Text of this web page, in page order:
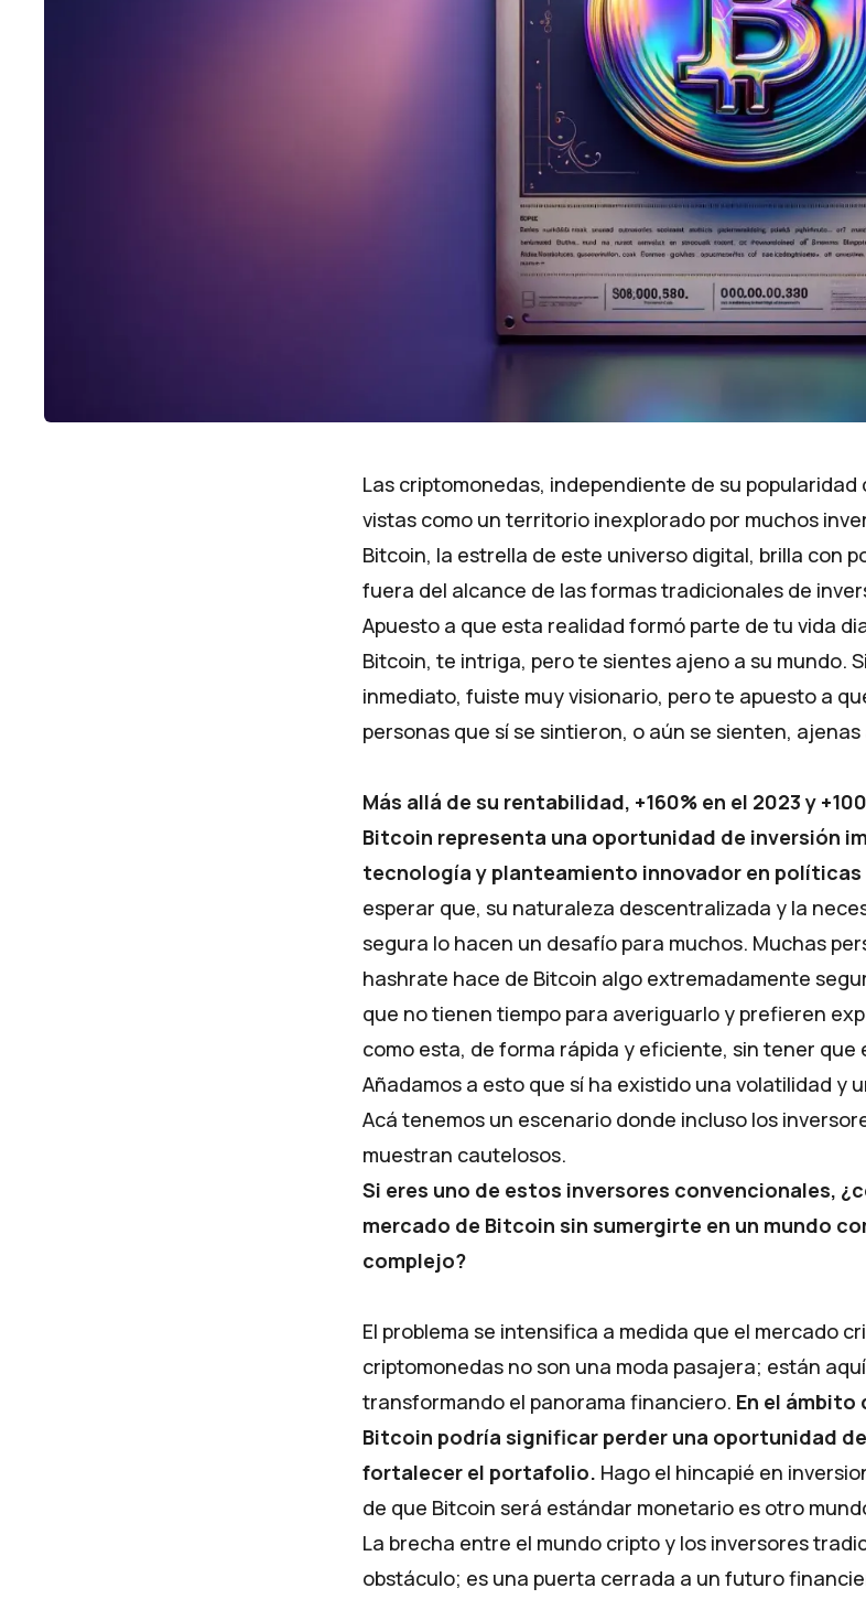
Las criptomonedas, independiente de su
vistas como un territorio inexplorado por muchos
Bitcoin, la estrella de este universo digital, brilla con
fuera del alcance de las formas tradicionales de
Apuesto a que esta realidad formó parte de tu vida
Bitcoin, te intriga, pero te sientes ajeno a su mundo.
inmediato, fuiste muy visionario, pero te apuesto a
personas que sí se sintieron, o aún se sienten,
Más allá de su rentabilidad, +160% en el 2023 y
Bitcoin representa una oportunidad de inversión
tecnología y planteamiento innovador en
esperar que, su naturaleza descentralizada y la
segura lo hacen un desafío para muchos. Muchas
hashrate hace de Bitcoin algo extremadamente
que no tienen tiempo para averiguarlo y prefieren
como esta, de forma rápida y eficiente, sin tener que
Añadamos a esto que sí ha existido una volatilidad y
Acá tenemos un escenario donde incluso los
muestran cautelosos.
Si eres uno de estos inversores convencionales,
mercado de Bitcoin sin sumergirte en un mundo
complejo?
El problema se intensifica a medida que el mercado
criptomonedas no son una moda pasajera; están
transformando el panorama financiero. En el ámbito
Bitcoin podría significar perder una oportunidad
fortalecer el portafolio. Hago el hincapié en
de que Bitcoin será estándar monetario es otro
La brecha entre el mundo cripto y los inversores
obstáculo; es una puerta cerrada a un futuro